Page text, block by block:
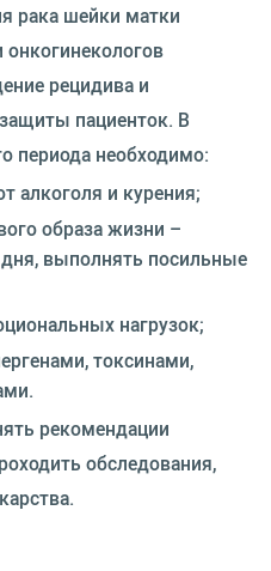
рака шейки матки
рецидива и
пациенток. В
периода необходимо:
алкоголя и курения;
образа жизни –
выполнять посильные
нагрузок;
токсинами,
рекомендации
обследования,